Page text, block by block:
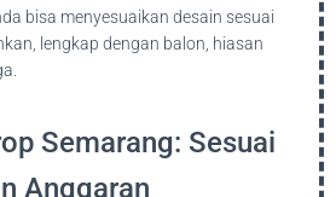
bisa menyesuaikan desain sesuai
lengkap dengan balon, hiasan
Semarang: Sesuai
Anggaran